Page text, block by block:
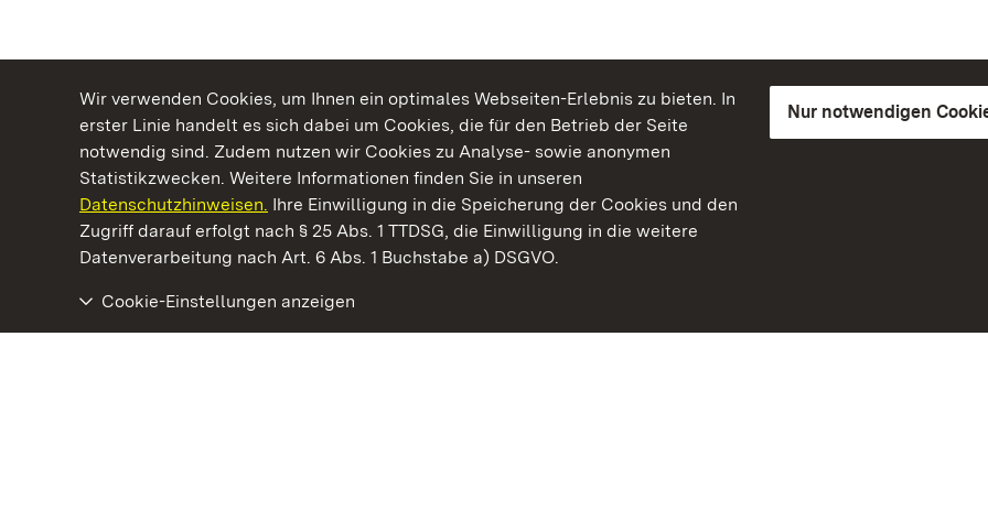
Wir verwenden Cookies, um Ihnen ein optimales Webseiten-Erlebnis zu bieten. In
erster Linie handelt es sich dabei um Cookies, die für den Betrieb der Seite
notwendig sind. Zudem nutzen wir Cookies zu Analyse- sowie anonymen
Statistikzwecken. Weitere Informationen finden Sie in unseren
Datenschutzhinweisen. Ihre Einwilligung in die Speicherung der Cookies und den
Zugriff darauf erfolgt nach § 25 Abs. 1 TTDSG, die Einwilligung in die weitere
Datenverarbeitung nach Art. 6 Abs. 1 Buchstabe a) DSGVO.
Nur notwendigen
Cookie-Einstellungen anzeigen
Kommen. Staunen. Genießen.